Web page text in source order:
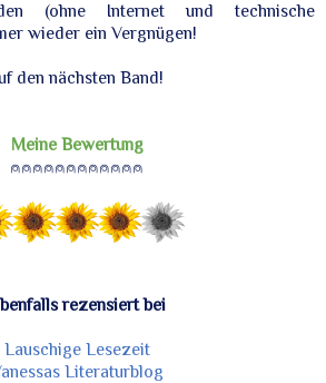
(ohne Internet und technische
wieder ein Vergnügen!
den nächsten Band!
Meine Bewertung
⍝⍝⍝⍝⍝⍝⍝⍝⍝⍝⍝⍝
rezensiert bei
Lauschige Lesezeit
Literaturblog